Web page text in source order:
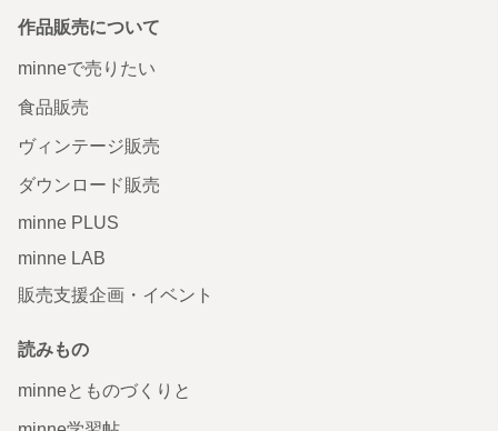
作品販売について
minneで売りたい
食品販売
ヴィンテージ販売
ダウンロード販売
minne PLUS
minne LAB
販売支援企画・イベント
読みもの
minneとものづくりと